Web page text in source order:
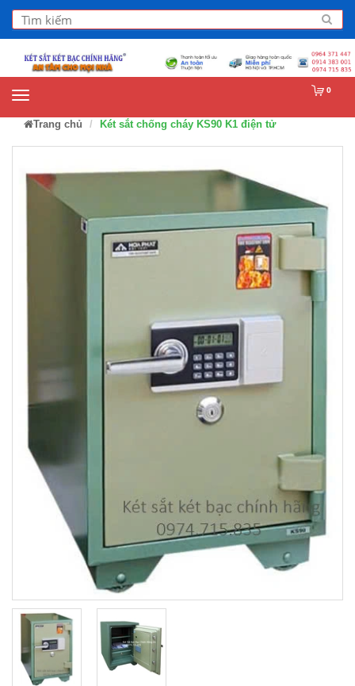
0
Trang chủ Két sắt chống cháy KS90 K1 điện tử